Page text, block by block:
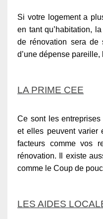
Si votre logement a
en tant qu’habitation,
de rénovation sera de
d’une dépense pareille,
LA PRIME CEE
Ce sont les
et elles peuvent varier
facteurs comme vos
rénovation. Il existe
comme le Coup de
LES AIDES